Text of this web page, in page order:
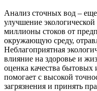
Анализ сточных вод –
улучшение
миллионы стоков от
окружающую среду,
Неблагоприятная
влияние на здоровье и
оценка качества
помогает с высокой
загрязнения и принять